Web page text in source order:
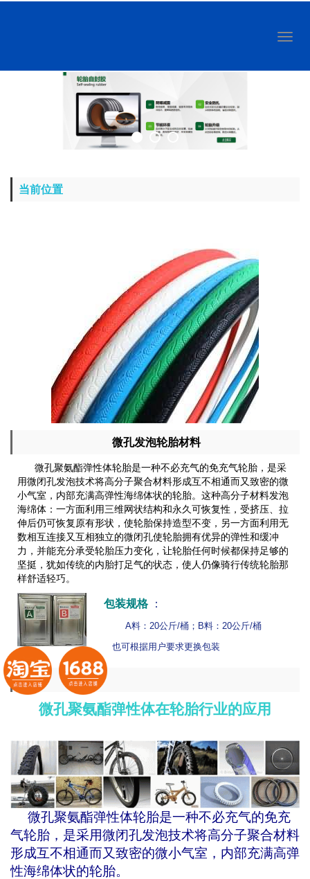
当前位置
微孔发泡轮胎材料
微孔聚氨酯弹性体轮胎是一种不必充气的免充气轮胎，是采
用微闭孔发泡技术将高分子聚合材料形成互不相通而又致密的微
小气室，内部充满高弹性海绵体状的轮胎。这种高分子材料发泡
海绵体：一方面利用三维网状结构和永久可恢复性，受挤压、拉
伸后仍可恢复原有形状，使轮胎保持造型不变，另一方面利用无
数相互连接又互相独立的微闭孔使轮胎拥有优异的弹性和缓冲
力，并能充分承受轮胎压力变化，让轮胎任何时候都保持足够的
坚挺，犹如传统的内胎打足气的状态，使人仍像骑行传统轮胎那
样舒适轻巧。
包装规格 ：
A料：20公斤/桶； B料：20公斤/桶
也可根据用户要求更换包装
详情
微孔聚氨酯弹性体在轮胎行业的应用
微孔聚氨酯弹性体轮胎是一种不必充气的免充
气轮胎，是采用微闭孔发泡技术将高分子聚合材料
形成互不相通而又致密的微小气室，内部充满高弹
性海绵体状的轮胎。